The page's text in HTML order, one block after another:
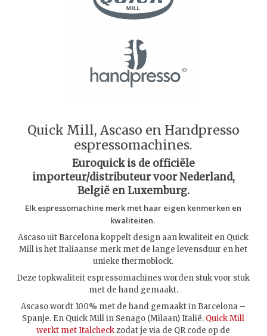
Quick Mill, Ascaso en Handpresso
espressomachines.
Euroquick is de officiële
importeur/distributeur voor Nederland,
België en Luxemburg.
Elk espressomachine merk met haar eigen kenmerken en
kwaliteiten.
Ascaso uit Barcelona koppelt design aan kwaliteit en Quick
Mill is het Italiaanse merk met de lange levensduur en het
unieke thermoblock.
Deze topkwaliteit espressomachines worden stuk voor stuk
met de hand gemaakt.
Ascaso wordt 100% met de hand gemaakt in Barcelona –
Spanje. En Quick Mill in Senago (Milaan) Italië. Quick Mill
werkt met Italcheckzodat je via de QR code op de